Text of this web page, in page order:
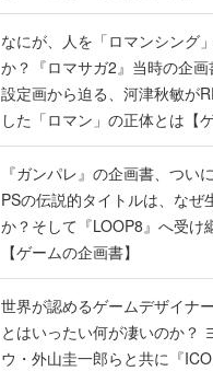
書】
なにが、人を「ロマンシング
か？『ロマサガ2』当時の企画
設定画から迫る、河津秋敏が
した「ロマン」の正体とは【
書】
『ガンパレ』の企画書、つい
PSの伝説的タイトルは、なぜ
か？そして『LOOP8』へ受け
【ゲームの企画書】
世界が認めるゲームデザイナ
とはいったい何が凄いのか？
ウ・外山圭一郎らと共に『